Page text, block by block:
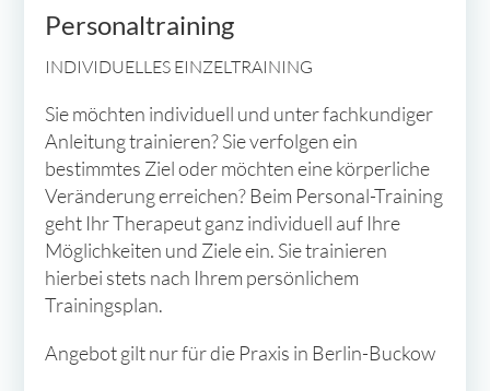
Personaltraining
INDIVIDUELLES EINZELTRAINING
Sie möchten individuell und unter fachkundiger
Anleitung trainieren? Sie verfolgen ein
bestimmtes Ziel oder möchten eine körperliche
Veränderung erreichen? Beim Personal-Training
geht Ihr Therapeut ganz individuell auf Ihre
Möglichkeiten und Ziele ein. Sie trainieren
hierbei stets nach Ihrem persönlichem
Trainingsplan.
Angebot gilt nur für die Praxis in Berlin-Buckow